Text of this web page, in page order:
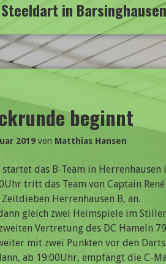
in
beginnt
2019 von Matthias Hansen
das B-Team in Herrenhausen
tritt das Team von Captain
Herrenhausen B, an.
gleich zwei Heimspiele im
Vertretung des DC Hameln
mit zwei Punkten vor den
ab 19:00Uhr, empfängt die C-